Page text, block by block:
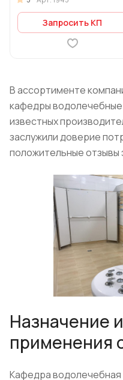
Запросить КП
В ассортименте
кафедры
известных
заслужили доверие
положительные отзывы
Назначение
применения
Кафедра водолечебная